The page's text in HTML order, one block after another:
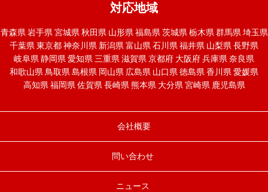
対応地域
青森県 岩手県 宮城県 秋田県 山形県 福島県 茨城県 栃木県 群馬県 埼玉県
千葉県 東京都 神奈川県 新潟県 富山県 石川県 福井県 山梨県 長野県
岐阜県 静岡県 愛知県 三重県 滋賀県 京都府 大阪府 兵庫県 奈良県
和歌山県 鳥取県 島根県 岡山県 広島県 山口県 徳島県 香川県 愛媛県
高知県 福岡県 佐賀県 長崎県 熊本県 大分県 宮崎県 鹿児島県
会社概要
問い合わせ
ニュース